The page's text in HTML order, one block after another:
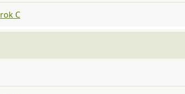
rok C